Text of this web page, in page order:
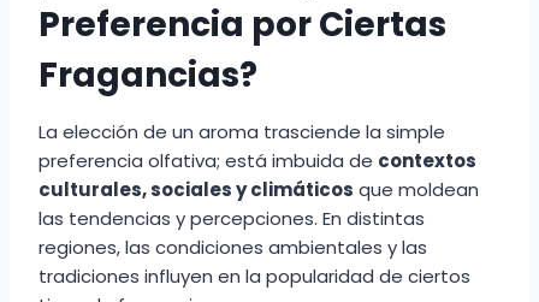
Preferencia por Ciertas
Fragancias?
La elección de un aroma trasciende la simple
preferencia olfativa; está imbuida de contextos
culturales, sociales y climáticos que moldean
las tendencias y percepciones. En distintas
regiones, las condiciones ambientales y las
tradiciones influyen en la popularidad de ciertos